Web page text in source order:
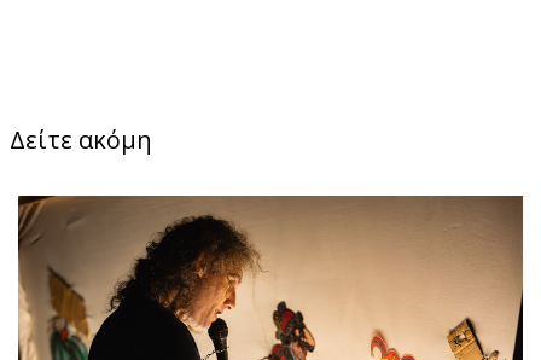
Δείτε ακόμη